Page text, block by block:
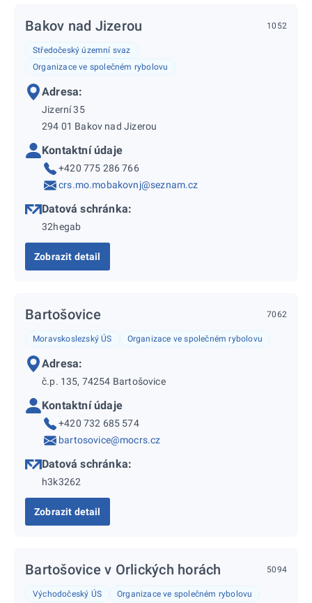
Bakov nad Jizerou 1052
Středočeský územní svaz
Organizace ve společném rybolovu
Adresa:
Jizerní 35
294 01 Bakov nad Jizerou
Kontaktní údaje
+420 775 286 766
crs.mo.mobakovnj@seznam.cz
Datová schránka:
32hegab
Zobrazit detail
Bartošovice 7062
Moravskoslezský ÚS Organizace ve společném rybolovu
Adresa:
č.p. 135, 74254 Bartošovice
Kontaktní údaje
+420 732 685 574
bartosovice@mocrs.cz
Datová schránka:
h3k3262
Zobrazit detail
Bartošovice v Orlických horách 5094
Východočeský ÚS Organizace ve společném rybolovu